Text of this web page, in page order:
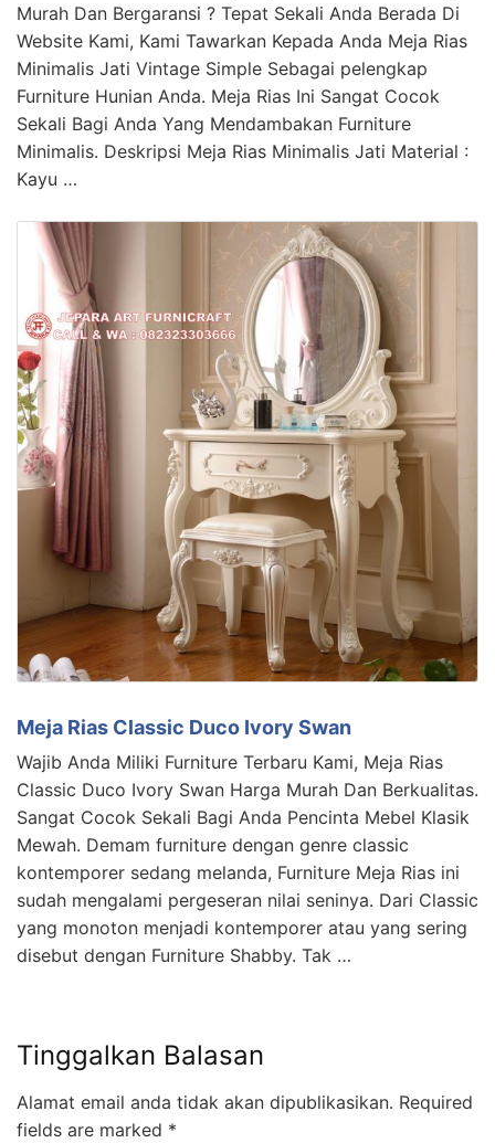
Murah Dan Bergaransi ? Tepat Sekali Anda Berada Di
Website Kami, Kami Tawarkan Kepada Anda Meja Rias
Minimalis Jati Vintage Simple Sebagai pelengkap
Furniture Hunian Anda. Meja Rias Ini Sangat Cocok
Sekali Bagi Anda Yang Mendambakan Furniture
Minimalis. Deskripsi Meja Rias Minimalis Jati Material :
Kayu …
Meja Rias Classic Duco Ivory Swan
Wajib Anda Miliki Furniture Terbaru Kami, Meja Rias
Classic Duco Ivory Swan Harga Murah Dan Berkualitas.
Sangat Cocok Sekali Bagi Anda Pencinta Mebel Klasik
Mewah. Demam furniture dengan genre classic
kontemporer sedang melanda, Furniture Meja Rias ini
sudah mengalami pergeseran nilai seninya. Dari Classic
yang monoton menjadi kontemporer atau yang sering
disebut dengan Furniture Shabby. Tak …
Tinggalkan Balasan
Alamat email anda tidak akan dipublikasikan. Required
fields are marked *